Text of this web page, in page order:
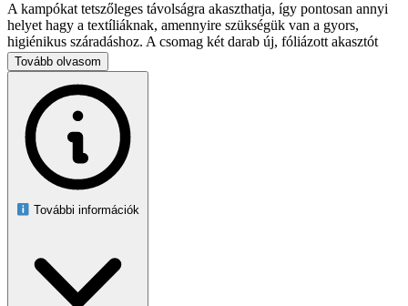
A kampókat tetszőleges távolságra akaszthatja, így pontosan annyi
helyet hagy a textíliáknak, amennyire szükségük van a gyors,
higiénikus száradáshoz. A csomag két darab új, fóliázott akasztót
tartalmaz – azonnal bevethetők.
Takarítson meg helyet, növelje a komfortot, és élvezze a mindig
rendezett fürdőszobát ezzel az egyszerű, mégis sokoldalú
megoldással!
Tovább olvasom
További információk